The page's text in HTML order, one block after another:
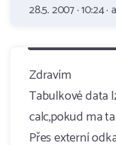
28.5. 2007 · 10:24 ·
Zdravím
Tabulkové data
calc,pokud ma
Přes externí